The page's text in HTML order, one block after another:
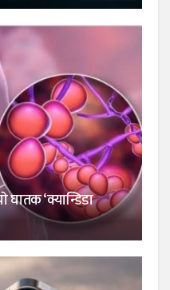
‘क्यान्डिडा